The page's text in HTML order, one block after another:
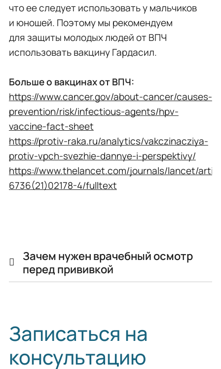
что ее следует использовать у мальчиков
и юношей. Поэтому мы рекомендуем
для защиты молодых людей от ВПЧ
использовать вакцину Гардасил.
Больше о вакцинах от ВПЧ:
https://www.cancer.gov/about-cancer/causes-
prevention/risk/infectious-agents/hpv-
vaccine-fact-sheet
https://protiv-raka.ru/analytics/vakczinacziya-
protiv-vpch-svezhie-dannye-i-perspektivy/
https://www.thelancet.com/journals/lancet/
6736(21)02178-4/fulltext
Зачем нужен врачебный осмотр
перед прививкой
Записаться на
консультацию